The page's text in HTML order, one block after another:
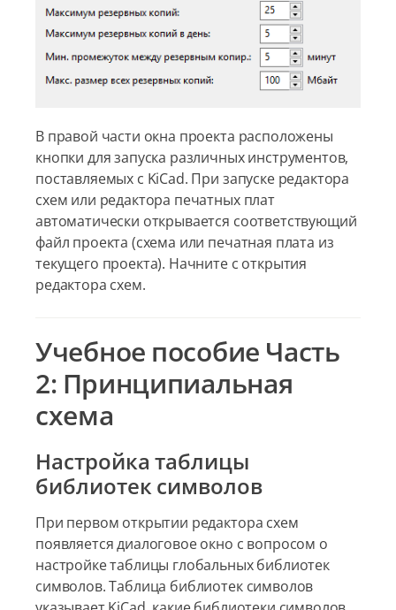
В правой части окна проекта расположены
кнопки для запуска различных инструментов,
поставляемых с KiCad. При запуске редактора
схем или редактора печатных плат
автоматически открывается соответствующий
файл проекта (схема или печатная плата из
текущего проекта). Начните с открытия
редактора схем.
Учебное пособие Часть
2: Принципиальная
схема
Настройка таблицы
библиотек символов
При первом открытии редактора схем
появляется диалоговое окно с вопросом о
настройке таблицы глобальных библиотек
символов. Таблица библиотек символов